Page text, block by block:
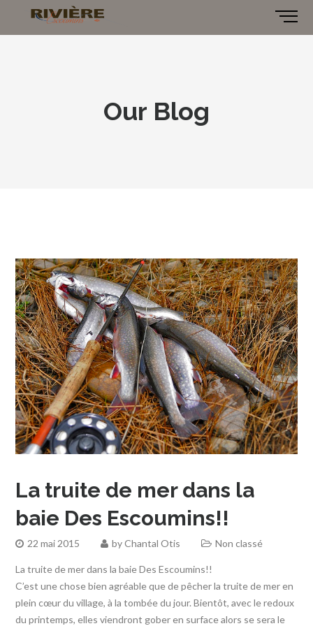
Our Blog
La truite de mer dans la
baie Des Escoumins!!
22 mai 2015 byChantal Otis Non classé
La truite de mer dans la baie Des Escoumins!!
C’est une chose bien agréable que de pêcher la truite de mer en
plein cœur du village, à la tombée du jour. Bientôt, avec le redoux
du printemps, elles viendront gober en surface alors se sera le